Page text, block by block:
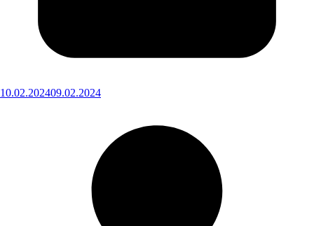
10.02.202409.02.2024